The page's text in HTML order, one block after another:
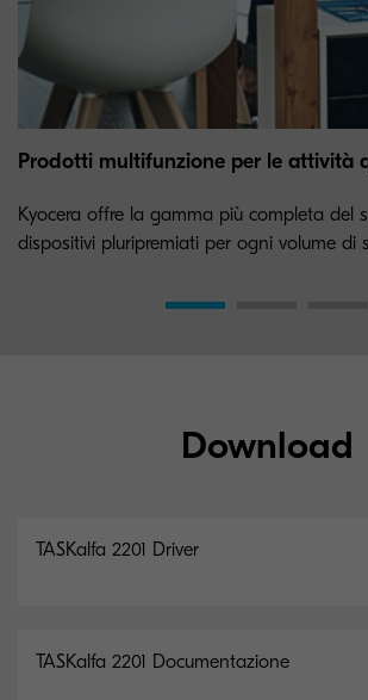
Prodotti multifunzione per le attività
Kyocera offre la gamma più completa del
dispositivi pluripremiati per ogni volume di
Download
TASKalfa 2201 Driver
TASKalfa 2201 Documentazione